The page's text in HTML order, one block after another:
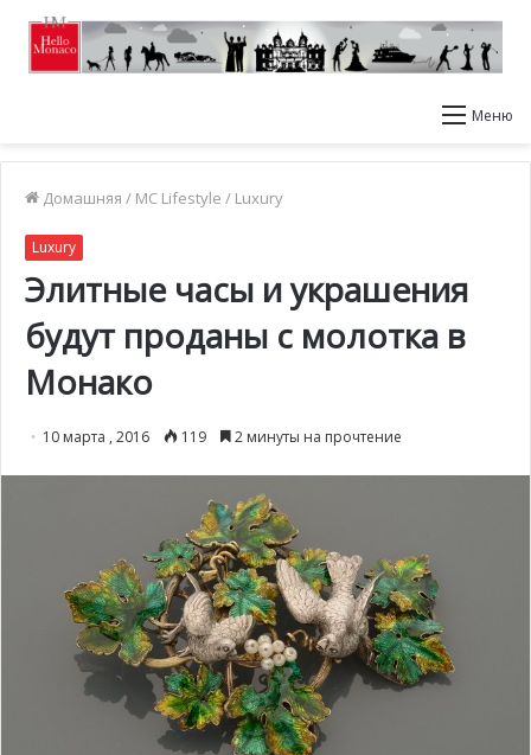
Меню
Домашняя / MC Lifestyle / Luxury
Luxury
Элитные часы и украшения
будут проданы с молотка в
Монако
10 марта , 2016 119 2 минуты на прочтение